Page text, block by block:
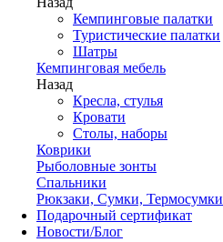
Кемпинговые палатки
Туристические палатки
Шатры
Кемпинговая мебель
Назад
Кресла, стулья
Кровати
Столы, наборы
Коврики
Рыболовные зонты
Спальники
Рюкзаки, Сумки, Термосумки
Подарочный сертификат
Новости/Блог